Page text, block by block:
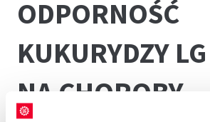
ODPORNOŚĆ
KUKURYDZY
NA CHOROBY